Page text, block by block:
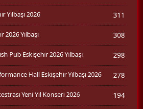
Yılbaşı 2026 311
2026 Yılbaşı 308
Pub Eskişehir 2026 Yılbaşı 298
Hall Eskişehir Yılbaşı 2026 278
Yeni Yıl Konseri 2026 194